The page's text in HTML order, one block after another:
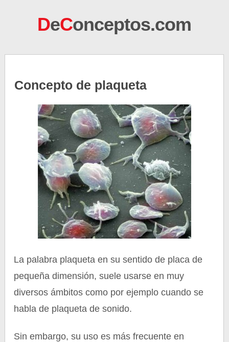
DeConceptos.com
Concepto de plaqueta
La palabra plaqueta en su sentido de placa de
pequeña dimensión, suele usarse en muy
diversos ámbitos como por ejemplo cuando se
habla de plaqueta de sonido.
Sin embargo, su uso es más frecuente en